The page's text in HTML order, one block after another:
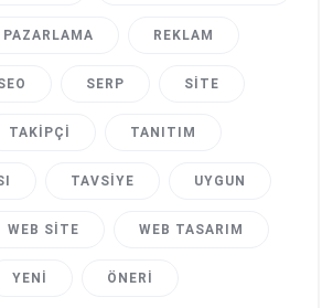
PAZARLAMA REKLAM
SERP SITE
TAKIPÇI TANITIM
TAVSIYE UYGUN
WEB SITE WEB TASARIM
YENI ÖNERI